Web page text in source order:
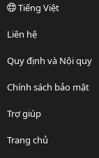
Tiếng Việt
Liên hệ
Quy định và Nội quy
Chính sách bảo mật
Trợ giúp
Trang chủ